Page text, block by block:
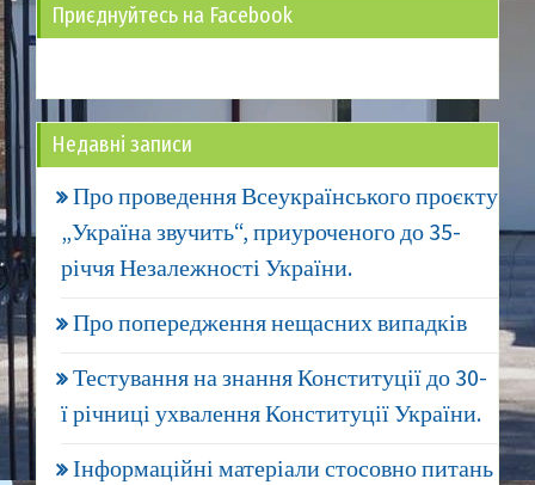
Приєднуйтесь на Facebook
Недавні записи
Про проведення Всеукраїнського проєкту
„Україна звучить“, приуроченого до 35-
річчя Незалежності України.
Про попередження нещасних випадків
Тестування на знання Конституції до 30-
ї річниці ухвалення Конституції України.
Інформаційні матеріали стосовно питань